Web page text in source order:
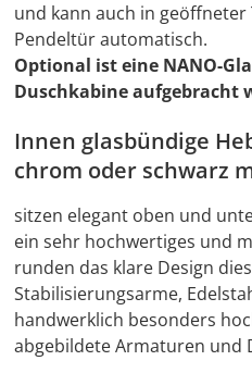
und kann auch in geöffneter
Pendeltür automatisch.
Optional ist eine NANO-
Duschkabine aufgebracht
Innen glasbündige
chrom oder schwarz
sitzen elegant oben und
ein sehr hochwertiges und
runden das klare Design
Stabilisierungsarme,
handwerklich besonders
abgebildete Armaturen und